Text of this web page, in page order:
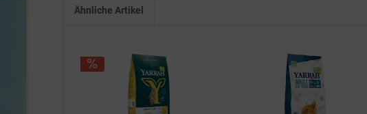
Ähnliche Artikel